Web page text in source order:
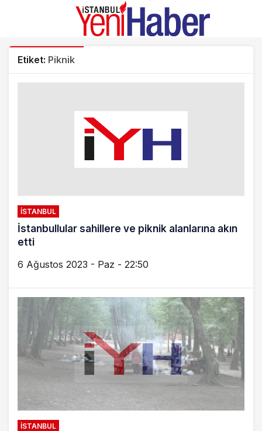
Etiket: Piknik
İSTANBUL
İstanbullular sahillere ve piknik alanlarına akın
etti
6 Ağustos 2023 - Paz - 22:50
İSTANBUL